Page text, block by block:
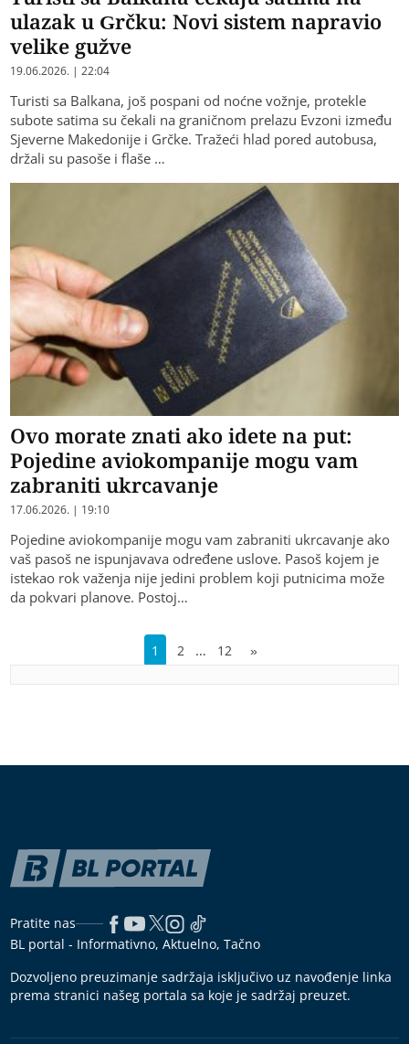
ulazak u Grčku: Novi sistem napravio
velike gužve
19.06.2026. | 22:04
Turisti sa Balkana, još pospani od noćne vožnje, protekle
subote satima su čekali na graničnom prelazu Evzoni između
Sjeverne Makedonije i Grčke. Tražeći hlad pored autobusa,
držali su pasoše i flaše …
Ovo morate znati ako idete na put:
Pojedine aviokompanije mogu vam
zabraniti ukrcavanje
17.06.2026. | 19:10
Pojedine aviokompanije mogu vam zabraniti ukrcavanje ako
vaš pasoš ne ispunjavava određene uslove. Pasoš kojem je
istekao rok važenja nije jedini problem koji putnicima može
da pokvari planove. Postoj…
1 2 … 12 »
Pratite nas
BL portal - Informativno, Aktuelno, Tačno
Dozvoljeno preuzimanje sadržaja isključivo uz navođenje linka
prema stranici našeg portala sa koje je sadržaj preuzet.